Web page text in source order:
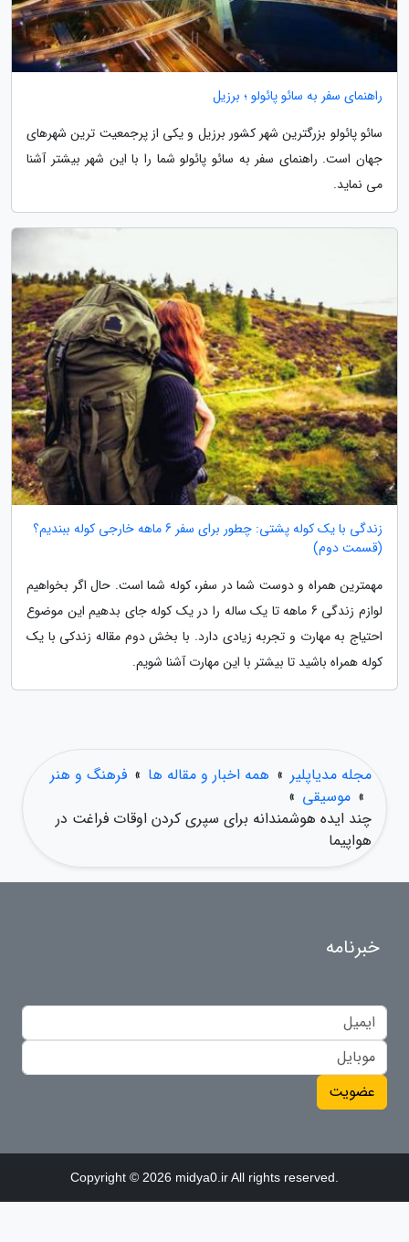
راهنمای سفر به سائو پائولو ؛ برزیل
سائو پائولو بزرگترین شهر کشور برزیل و یکی از پرجمعیت ترین شهرهای
جهان است. راهنمای سفر به سائو پائولو شما را با این شهر بیشتر آشنا
می نماید.
زندگی با یک کوله پشتی: چطور برای سفر 6 ماهه خارجی کوله ببندیم؟
(قسمت دوم)
مهمترین همراه و دوست شما در سفر، کوله شما است. حال اگر بخواهیم
لوازم زندگی 6 ماهه تا یک ساله را در یک کوله جای بدهیم این موضوع
احتیاج به مهارت و تجربه زیادی دارد. با بخش دوم مقاله زندکی با یک
کوله همراه باشید تا بیشتر با این مهارت آشنا شویم.
مجله مدیاپلیر » همه اخبار و مقاله ها » فرهنگ و هنر
» موسیقی »
چند ایده هوشمندانه برای سپری کردن اوقات فراغت در
هواپیما
خبرنامه
عضویت
Copyright © 2026 midya0.ir All rights reserved.